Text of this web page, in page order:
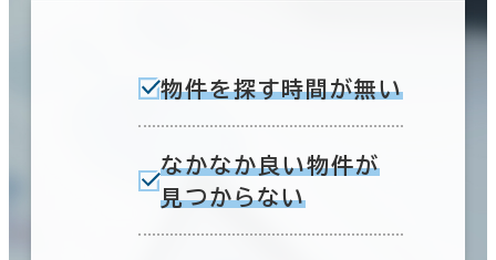
物件を探す時間が無い
なかなか良い物件が
見つからない